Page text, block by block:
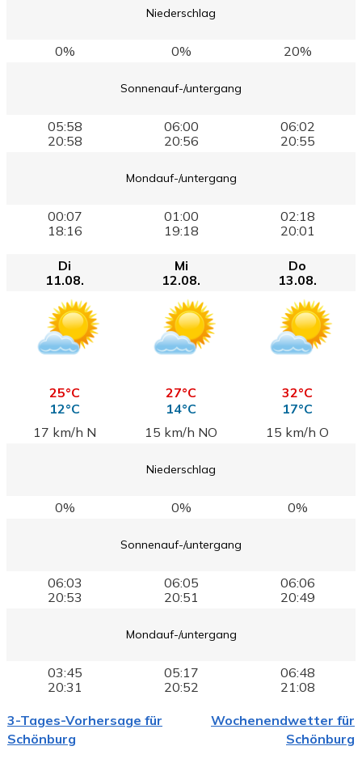
Niederschlag
0% 0% 20%
Sonnenauf-/untergang
05:58
20:58
06:00
20:56
06:02
20:55
Mondauf-/untergang
00:07
18:16
01:00
19:18
02:18
20:01
Di
11.08.
Mi
12.08.
Do
13.08.
25°C
12°C
27°C
14°C
32°C
17°C
17 km/h N
15 km/h NO 15 km/h O
Niederschlag
0% 0% 0%
Sonnenauf-/untergang
06:03
20:53
06:05
20:51
06:06
20:49
Mondauf-/untergang
03:45
20:31
05:17
20:52
06:48
21:08
3-Tages-Vorhersage für
Schönburg
Wochenendwetter für
Schönburg